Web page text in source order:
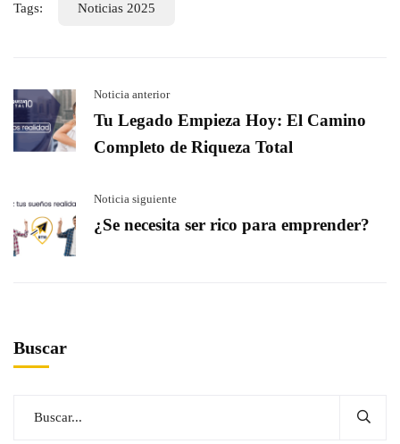
Tags: Noticias 2025
Noticia anterior
Tu Legado Empieza Hoy: El Camino
Completo de Riqueza Total
Noticia siguiente
¿Se necesita ser rico para emprender?
Buscar